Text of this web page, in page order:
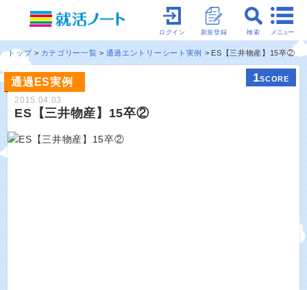
メニュー
検索
新規登録
ログイン
トップ カテゴリー一覧 通過エントリーシート実例 ES【三井物産】15卒②
通過ES実例 1SCORE
2015.04.03
ES【三井物産】15卒②